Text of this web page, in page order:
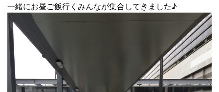
一緒にお昼ご飯行くみんなが集合してきました♪